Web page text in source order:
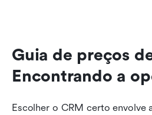
Guia de preços
Encontrando a
Escolher o CRM certo envolve